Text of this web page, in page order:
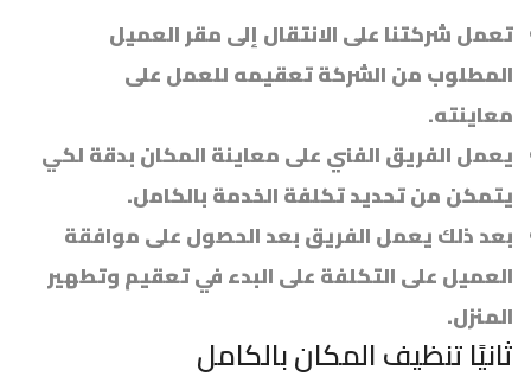
تعمل شركتنا على الانتقال إلى مقر العميل
المطلوب من الشركة تعقيمه للعمل على
معاينته.
يعمل الفريق الفني على معاينة المكان بدقة لكي
يتمكن من تحديد تكلفة الخدمة بالكامل.
بعد ذلك يعمل الفريق بعد الحصول على موافقة
العميل على التكلفة على البدء في تعقيم وتطهير
المنزل.
ثانيًا تنظيف المكان بالكامل